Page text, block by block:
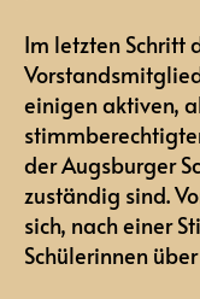
Im letzten Schritt
einigen aktiven,
der Augsburger
zuständig sind.
sich, nach einer
Schülerinnen